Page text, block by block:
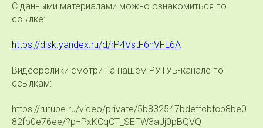
С данными материалами можно ознакомиться по
ссылке:
https://disk.yandex.ru/d/rP4VstF6nVFL6A
Видеоролики смотри на нашем РУТУБ-канале по
ссылкам:
https://rutube.ru/video/private/5b832547bdeffcbfcb8be0
82fb0e76ee/?p=PxKCqCT_SEFW3aJj0pBQVQ